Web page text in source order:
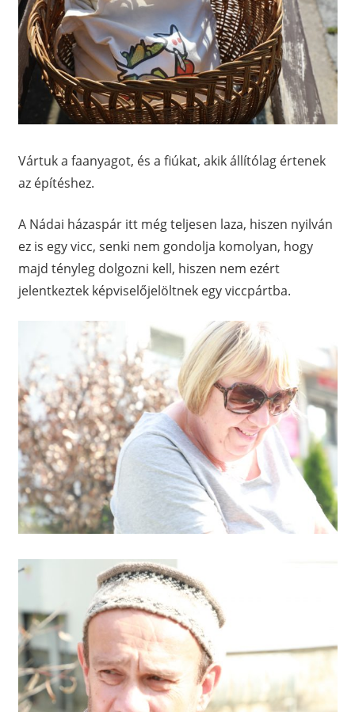
Vártuk a faanyagot, és a fiúkat, akik állítólag értenek
az építéshez.
A Nádai házaspár itt még teljesen laza, hiszen nyilván
ez is egy vicc, senki nem gondolja komolyan, hogy
majd tényleg dolgozni kell, hiszen nem ezért
jelentkeztek képviselőjelöltnek egy viccpártba.